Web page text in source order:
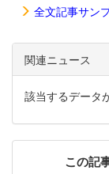
全文記事サン
関連ニュース
該当するデータ
この記